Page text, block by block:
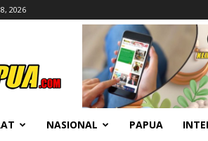
2026
NASIONAL PAPUA